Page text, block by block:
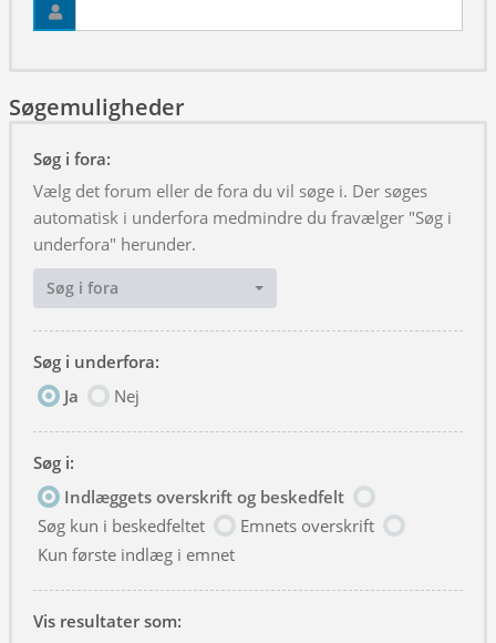
Søgemuligheder
Søg i fora:
Vælg det forum eller de fora du vil søge i. Der søges
automatisk i underfora medmindre du fravælger "Søg i
underfora" herunder.
Søg i fora
Søg i underfora:
Ja
Nej
Søg i:
Indlæggets overskrift og beskedfelt
Søg kun i beskedfeltet
Emnets overskrift
Kun første indlæg i emnet
Vis resultater som: